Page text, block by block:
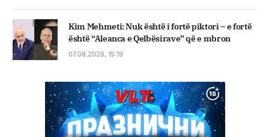
Kim Mehmeti: Nuk është i fortë piktori – e fortë
është “Aleanca e Qelbësirave” që e mbron
07.08.2026, 15:19